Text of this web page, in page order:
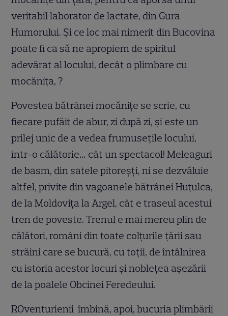
veritabil laborator de lactate, din Gura
Humorului. Și ce loc mai nimerit din Bucovina
poate fi ca să ne apropiem de spiritul
adevărat al locului, decât o plimbare cu
mocănița, ?
Povestea bătrânei mocănițe se scrie, cu
fiecare pufăit de abur, zi după zi, și este un
prilej unic de a vedea frumusețile locului,
într-o călătorie… cât un spectacol! Meleaguri
de basm, din satele pitoreșți, ni se dezvăluie
altfel, privite din vagoanele bătrânei Huțulca,
de la Moldovița la Argel, cât e traseul acestui
tren de poveste. Trenul e mai mereu plin de
călători, români din toate colțurile țării sau
străini care se bucură, cu toții, de întâlnirea
cu istoria acestor locuri și noblețea așezării
de la poalele Obcinei Feredeului.
ROventurienii îmbină, apoi, bucuria plimbării